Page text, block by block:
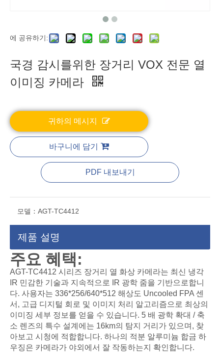
에 공유하기:
국경 감시를위한 장거리 VOX 전문 열
이미징 카메라
귀하의 메시지
바구니에 담기
PDF 내보내기
모델： AGT-TC4412
제품 설명
주요 혜택:
AGT-TC4412 시리즈 장거리 열 화상 카메라는 최신 냉각
IR 민감한 기술과 지속적으로 IR 광학 줌을 기반으로합니
다. 사용자는 336*256/640*512 해상도 Uncooled FPA 센
서, 고급 디지털 회로 및 이미지 처리 알고리즘으로 최상의
이미징 세부 정보를 얻을 수 있습니다. 5 배 광학 확대 / 축
소 렌즈의 특수 설계에는 16km의 탐지 거리가 있으며, 찾
아보고 시청에 적합합니다. 하나의 적분 알루미늄 합금 하
우징은 카메라가 야외에서 잘 작동하는지 확인합니다.